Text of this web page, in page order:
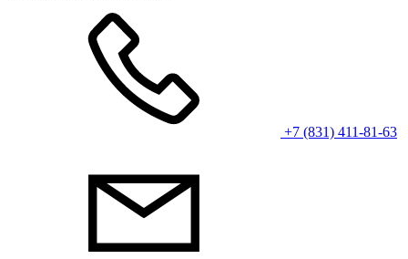
+7 (831) 411-81-63